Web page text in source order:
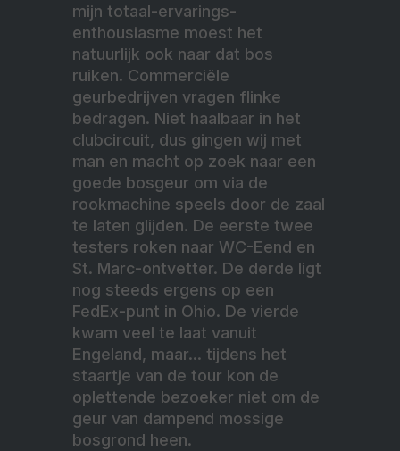
mijn totaal-ervarings-
enthousiasme moest het
natuurlijk ook naar dat bos
ruiken. Commerciële
geurbedrijven vragen flinke
bedragen. Niet haalbaar in het
clubcircuit, dus gingen wij met
man en macht op zoek naar een
goede bosgeur om via de
rookmachine speels door de zaal
te laten glijden. De eerste twee
testers roken naar WC-Eend en
St. Marc-ontvetter. De derde ligt
nog steeds ergens op een
FedEx-punt in Ohio. De vierde
kwam veel te laat vanuit
Engeland, maar… tijdens het
staartje van de tour kon de
oplettende bezoeker niet om de
geur van dampend mossige
bosgrond heen.